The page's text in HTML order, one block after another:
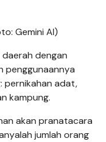
Gemini AI)
daerah dengan
penggunaannya
pernikahan adat,
kampung.
akan pranatacara
jumlah orang